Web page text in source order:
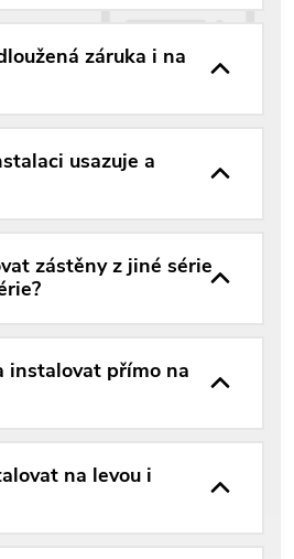
záruka i na
usazuje a
zástěny z jiné série
instalovat přímo na
na levou i